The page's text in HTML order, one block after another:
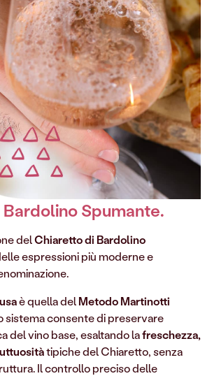
Spumante.
delChiaretto di Bardolino
espressioni più moderne e
è quella delMetodo Martinotti
sistema consente di preservare
del vino base, esaltando lafreschezza,
tipiche del Chiaretto, senza
Il controllo preciso delle